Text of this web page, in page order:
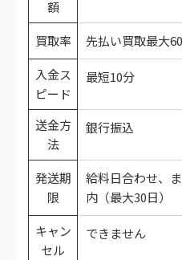
額
買取率
先払い買取最大
入金ス
ピード
最短10分
送金方
法
銀行振込
発送期
限
給料日合わせ、
内（最大30日）
キャン
セル
できません